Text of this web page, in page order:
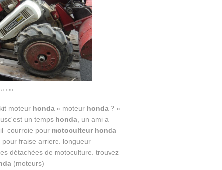
moteur honda» moteur honda? »
un temps honda, un ami a
courroie pour motoculteur honda
fraise arriere. longueur
détachées de motoculture. trouvez
(moteurs)